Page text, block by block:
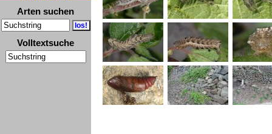
Arten suchen
Volltextsuche